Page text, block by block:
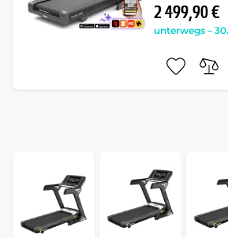
2 499,90 €
unterwegs –